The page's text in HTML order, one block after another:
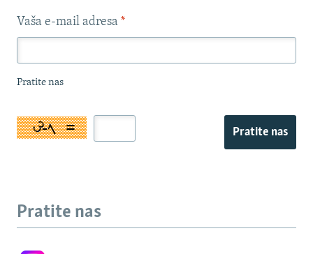
Vaša e-mail adresa *
Pratite nas
Pratite nas
Pratite nas